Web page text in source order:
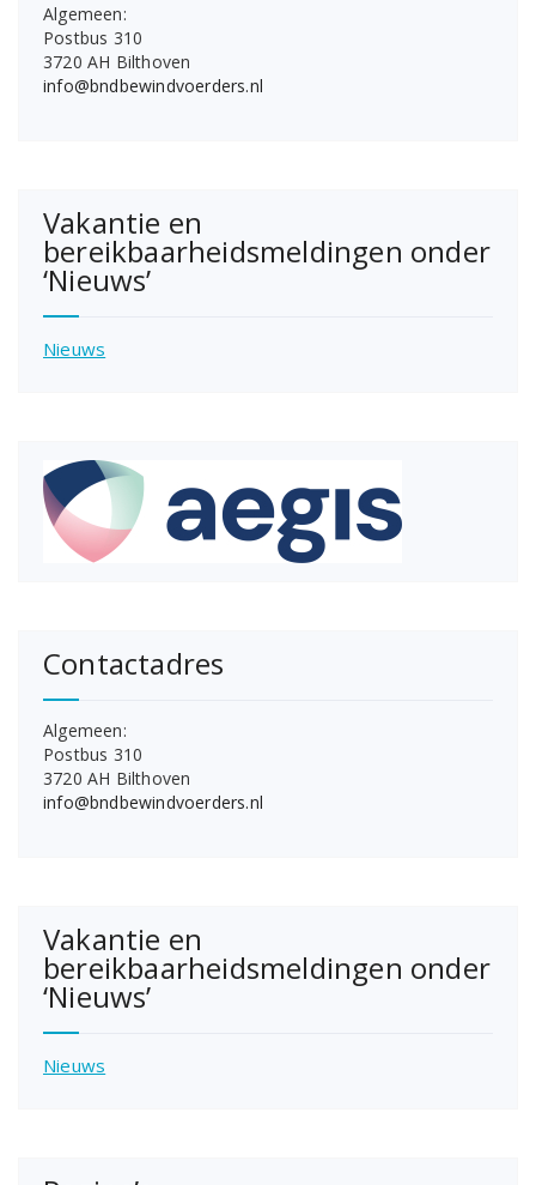
Algemeen:
Postbus 310
3720 AH Bilthoven
info@bndbewindvoerders.nl
Vakantie en
bereikbaarheidsmeldingen onder
‘Nieuws’
Nieuws
Contactadres
Algemeen:
Postbus 310
3720 AH Bilthoven
info@bndbewindvoerders.nl
Vakantie en
bereikbaarheidsmeldingen onder
‘Nieuws’
Nieuws